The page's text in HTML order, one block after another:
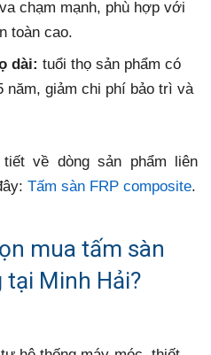
chạm mạnh, phù hợp với
toàn cao.
dài: tuổi thọ sản phẩm có
năm, giảm chi phí bảo trì và
về dòng sản phẩm liên
Tấm sàn FRP composite.
mua tấm sàn
tại Minh Hải?